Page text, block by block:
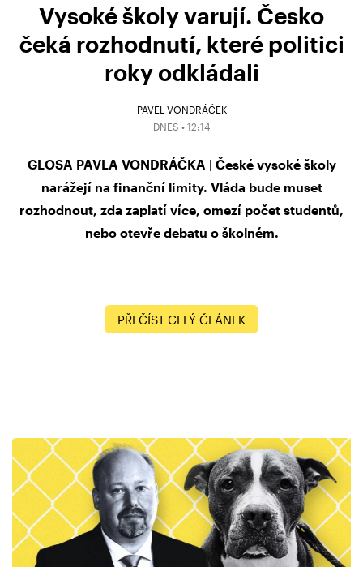
Vysoké školy varují. Česko
čeká rozhodnutí, které politici
roky odkládali
PAVEL VONDRÁČEK
DNES • 12:14
GLOSA PAVLA VONDRÁČKA | České vysoké školy
narážejí na finanční limity. Vláda bude muset
rozhodnout, zda zaplatí více, omezí počet studentů,
nebo otevře debatu o školném.
PŘEČÍST CELÝ ČLÁNEK